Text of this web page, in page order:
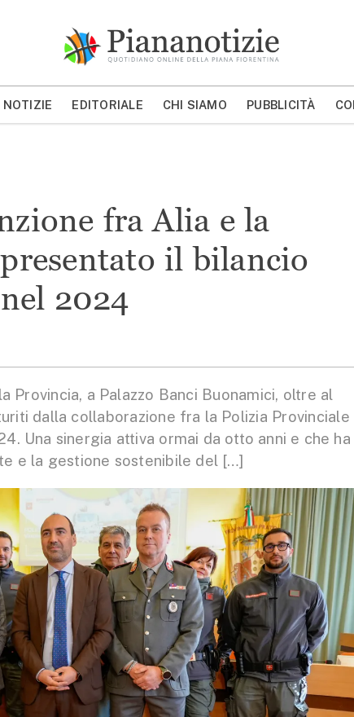
MOSTRA/NASCONDI CERCA
NOTIZIE EDITORIALE CHI SIAMO PUBBLICITÀ
fra Alia e la
il bilancio
2024
Provincia, a Palazzo Banci Buonamici, oltre al
dalla collaborazione fra la Polizia Provinciale
Una sinergia attiva ormai da otto anni e che ha
e la gestione sostenibile del […]